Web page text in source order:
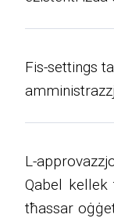
Fis-settings
L-
Qabel kellek
tħassar